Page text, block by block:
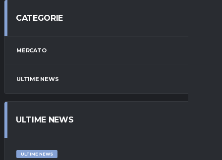
CATEGORIE
MERCATO
ULTIME NEWS
ULTIME NEWS
ULTIME NEWS